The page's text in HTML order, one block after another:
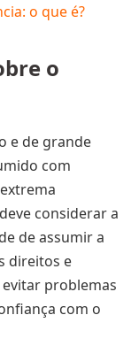
o que é?
o
e de grande
com
considerar a
de assumir a
direitos e
evitar problemas
com o